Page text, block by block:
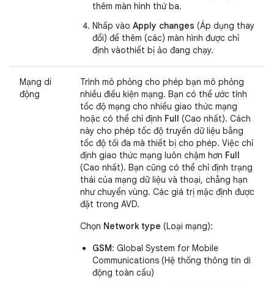
thêm màn hình thứ ba.
Nhấp vào Apply changes (Áp dụng thay
đổi) để thêm (các) màn hình được chỉ
định vàothiết bị ảo đang chạy.
Mạng di
động
Trình mô phỏng cho phép bạn mô phỏng
nhiều điều kiện mạng. Bạn có thể ước tính
tốc độ mạng cho nhiều giao thức mạng
hoặc có thể chỉ định Full (Cao nhất). Cách
này cho phép tốc độ truyền dữ liệu bằng
tốc độ tối đa mà thiết bị cho phép. Việc chỉ
định giao thức mạng luôn chậm hơn Full
(Cao nhất). Bạn cũng có thể chỉ định trạng
thái của mạng dữ liệu và thoại, chẳng hạn
như chuyển vùng. Các giá trị mặc định được
đặt trong AVD.
Chọn Network type (Loại mạng):
GSM: Global System for Mobile
Communications (Hệ thống thông tin di
động toàn cầu)